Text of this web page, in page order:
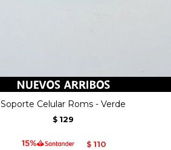
Soporte Celular Roms - Verde
$ 129
$ 110